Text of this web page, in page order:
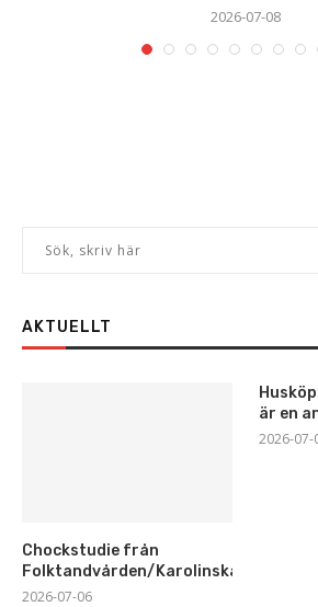
2026-07-08
AKTUELLT
Chockstudie från
Folktandvården/Karolinska
2026-07-06
är en
2026-07-